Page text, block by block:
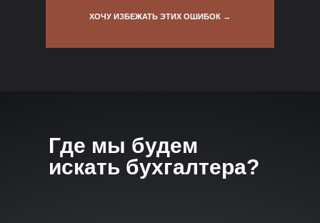
ХОЧУ ИЗБЕЖАТЬ ЭТИХ ОШИБОК →
Где мы будем
искать бухгалтера?